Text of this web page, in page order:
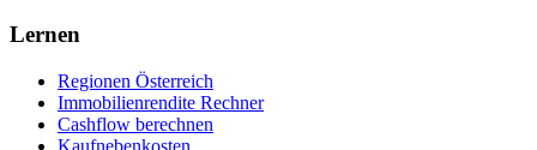
Lernen
Regionen Österreich
Immobilienrendite Rechner
Cashflow berechnen
Kaufnebenkosten